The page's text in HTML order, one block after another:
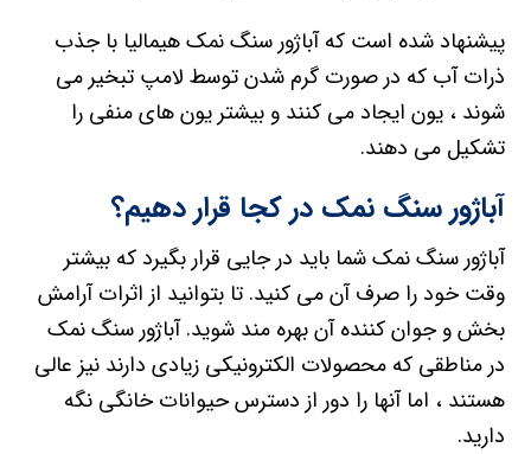
پیشنهاد شده است که آباژور سنگ نمک هیمالیا با جذب
ذرات آب که در صورت گرم شدن توسط لامپ تبخیر می
شوند ، یون ایجاد می کنند و بیشتر یون های منفی را
تشکیل می دهند.
آباژور سنگ نمک در کجا قرار دهیم؟
آباژور سنگ نمک شما باید در جایی قرار بگیرد که بیشتر
وقت خود را صرف آن می کنید. تا بتوانید از اثرات آرامش
بخش و جوان کننده آن بهره مند شوید. آباژور سنگ نمک
در مناطقی که محصولات الکترونیکی زیادی دارند نیز عالی
هستند ، اما آنها را دور از دسترس حیوانات خانگی نگه
دارید.